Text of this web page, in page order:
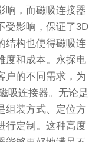
响，而磁吸连接器
受影响，保证了3D
结构也使得磁吸连
度和成本。永探电
户的不同需求，为
吸连接器。无论是
组装方式、定位方
行定制。这种高度